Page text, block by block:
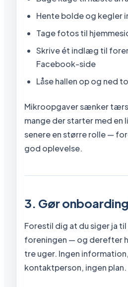
Hente bolde og kegler
Tage fotos til
Skrive ét indlæg til
Facebook-side
Låse hallen op og ned
Mikroopgaver sænker
mange der starter med en
senere en større rolle —
god oplevelse.
3. Gør
Forestil dig at du siger ja
foreningen — og derefter
tre uger. Ingen
kontaktperson, ingen